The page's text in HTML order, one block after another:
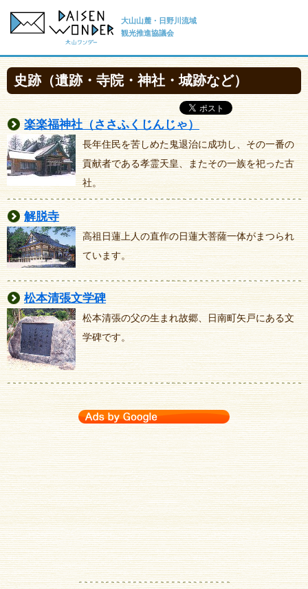
大山山麓・日野川流域
観光推進協議会
史跡（遺跡・寺院・神社・城跡など）
楽楽福神社（ささふくじんじゃ）
長年住民を苦しめた鬼退治に成功し、その一番の
貢献者である孝霊天皇、またその一族を祀った古
社。
解脱寺
高祖日蓮上人の直作の日蓮大菩薩一体がまつられ
ています。
松本清張文学碑
松本清張の父の生まれ故郷、日南町矢戸にある文
学碑です。